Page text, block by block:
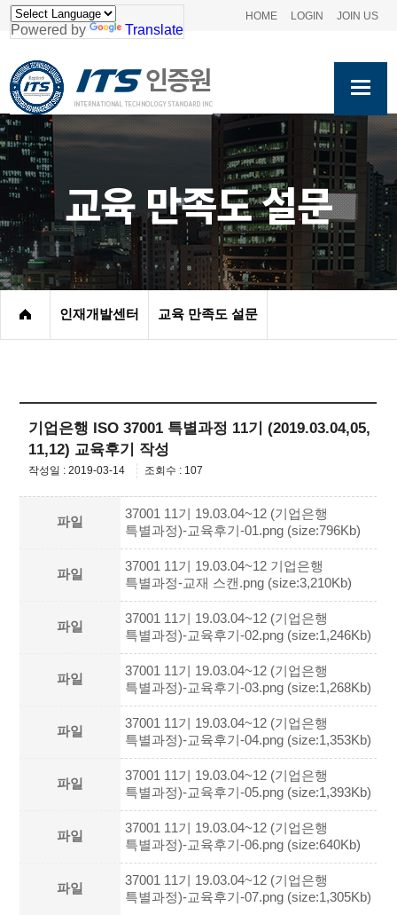
Powered by Translate
HOME LOGIN JOIN US
교육 만족도 설문
인재개발센터 교육 만족도 설문
기업은행 ISO 37001 특별과정 11기 (2019.03.04,05,
11,12) 교육후기 작성
작성일 : 2019-03-14 조회수 : 107
파일
37001 11기 19.03.04~12 (기업은행
특별과정)-교육후기-01.png (size:796Kb)
파일
37001 11기 19.03.04~12 기업은행
특별과정-교재 스캔.png (size:3,210Kb)
파일
37001 11기 19.03.04~12 (기업은행
특별과정)-교육후기-02.png (size:1,246Kb)
파일
37001 11기 19.03.04~12 (기업은행
특별과정)-교육후기-03.png (size:1,268Kb)
파일
37001 11기 19.03.04~12 (기업은행
특별과정)-교육후기-04.png (size:1,353Kb)
파일
37001 11기 19.03.04~12 (기업은행
특별과정)-교육후기-05.png (size:1,393Kb)
파일
37001 11기 19.03.04~12 (기업은행
특별과정)-교육후기-06.png (size:640Kb)
파일
37001 11기 19.03.04~12 (기업은행
특별과정)-교육후기-07.png (size:1,305Kb)